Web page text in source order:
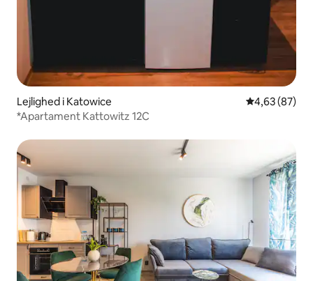
Lejlighed i Katowice 4,63 ud af 5 i
4,63 (87)
*Apartament Kattowitz 12C